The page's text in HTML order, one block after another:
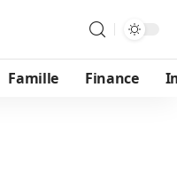
Famille Finance